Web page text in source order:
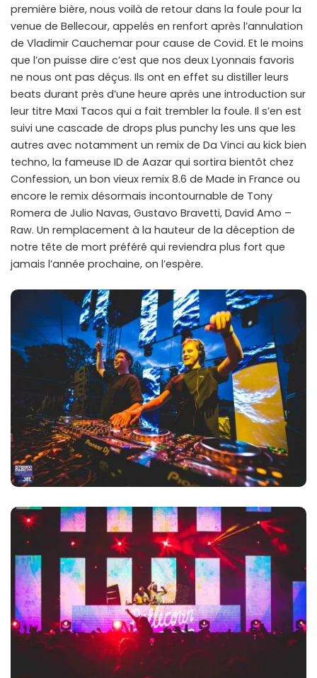
première bière, nous voilà de retour dans la foule pour la
venue de Bellecour, appelés en renfort après l’annulation
de Vladimir Cauchemar pour cause de Covid. Et le moins
que l’on puisse dire c’est que nos deux Lyonnais favoris
ne nous ont pas déçus. Ils ont en effet su distiller leurs
beats durant près d’une heure après une introduction sur
leur titre Maxi Tacos qui a fait trembler la foule. Il s’en est
suivi une cascade de drops plus punchy les uns que les
autres avec notamment un remix de Da Vinci au kick bien
techno, la fameuse ID de Aazar qui sortira bientôt chez
Confession, un bon vieux remix 8.6 de Made in France ou
encore le remix désormais incontournable de Tony
Romera de Julio Navas, Gustavo Bravetti, David Amo –
Raw. Un remplacement à la hauteur de la déception de
notre tête de mort préféré qui reviendra plus fort que
jamais l’année prochaine, on l’espère.